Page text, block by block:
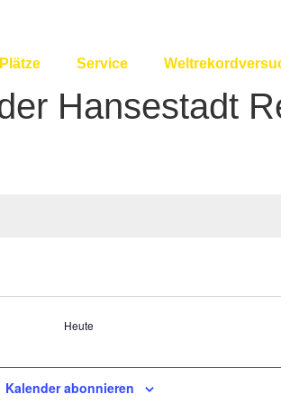
Service
Hansestadt
Heute
Kalender abonnieren